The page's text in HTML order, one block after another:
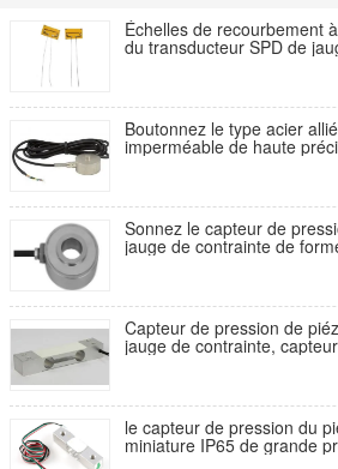
Échelles de recourbement
du transducteur SPD de
Boutonnez le type acier
imperméable de haute
Sonnez le capteur de
jauge de contrainte de
de piézoélectrique de
Capteur de pression de
jauge de contrainte,
piézoélectrique parallèle
le capteur de pression du
miniature IP65 de grande